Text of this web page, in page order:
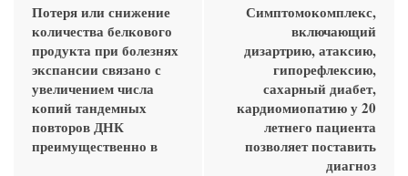
Потеря или снижение
количества белкового
продукта при болезнях
экспансии связано с
увеличением числа
копий тандемных
повторов ДНК
преимущественно в
Симптомокомплекс,
включающий
дизартрию, атаксию,
гипорефлексию,
сахарный диабет,
кардиомиопатию у 20
летнего пациента
позволяет поставить
диагноз